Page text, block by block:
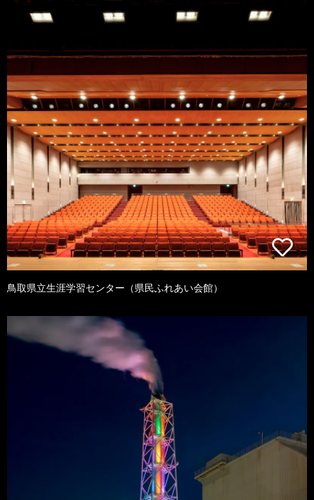
鳥取県立生涯学習センター（県民ふれあい会館）